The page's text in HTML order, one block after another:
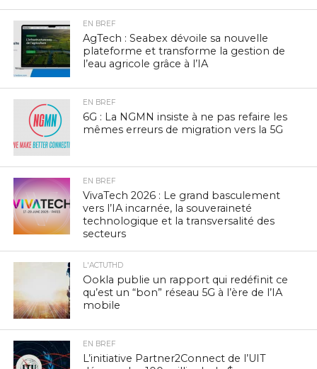
EN BREF
AgTech : Seabex dévoile sa nouvelle
plateforme et transforme la gestion de
l’eau agricole grâce à l’IA
EN BREF
6G : La NGMN insiste à ne pas refaire les
mêmes erreurs de migration vers la 5G
EN BREF
VivaTech 2026 : Le grand basculement
vers l’IA incarnée, la souveraineté
technologique et la transversalité des
secteurs
L'ACTUTHD
Ookla publie un rapport qui redéfinit ce
qu’est un “bon” réseau 5G à l’ère de l’IA
mobile
EN BREF
L’initiative Partner2Connect de l’UIT